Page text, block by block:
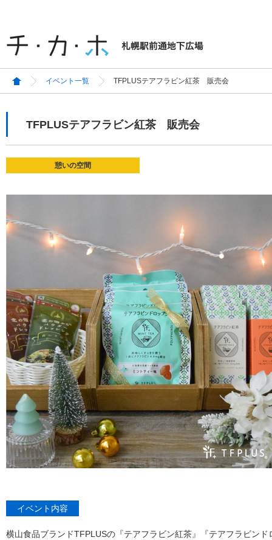
イベント一覧 TFPLUSテアフラビン紅茶 販売会
TFPLUSテアフラビン紅茶 販売会
憩いの空間
イベント内容
横山食品ブランドTFPLUSの『テアフラビン紅茶』『テアフラビン